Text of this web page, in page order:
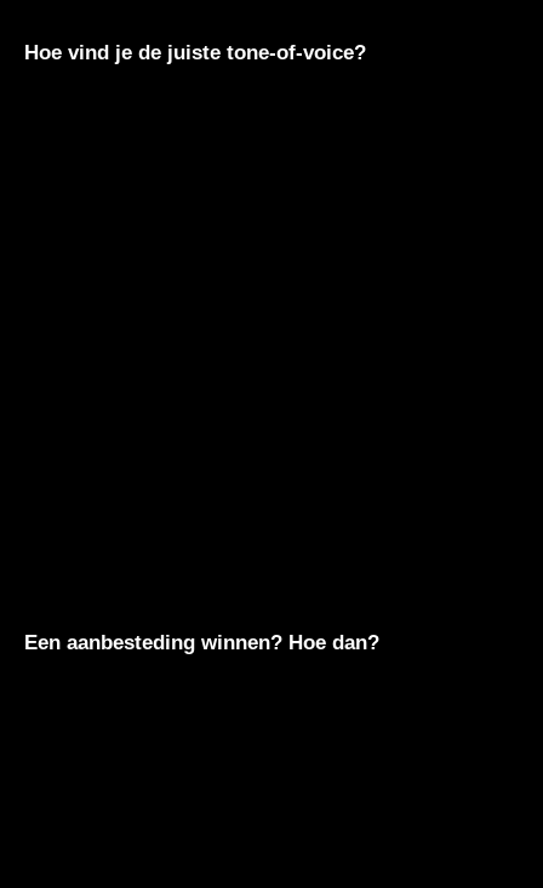
Hoe vind je de juiste tone-of-voice?
Een aanbesteding winnen? Hoe dan?